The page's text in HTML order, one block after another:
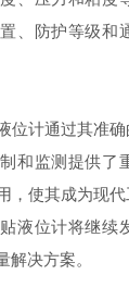
、防护等级和
计通过其准确
和监测提供了
，使其成为现
液位计将继续
解决方案。